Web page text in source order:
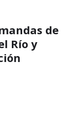
de
Río y